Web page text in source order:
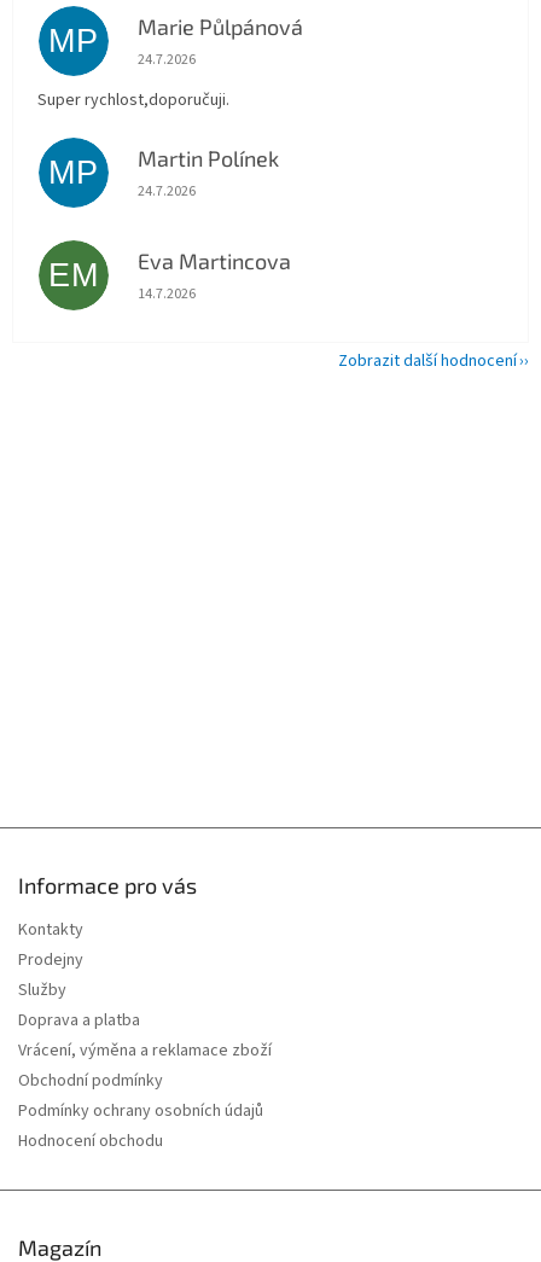
MP Marie Půlpánová
Hodnocení obchodu je 5 z 5 hvězdiček.
24.7.2026
Super rychlost,doporučuji.
MP Martin Polínek
Hodnocení obchodu je 5 z 5 hvězdiček.
24.7.2026
EM Eva Martincova
Hodnocení obchodu je 5 z 5 hvězdiček.
14.7.2026
Zobrazit další hodnocení
Informace pro vás
Kontakty
Prodejny
Služby
Doprava a platba
Vrácení, výměna a reklamace zboží
Obchodní podmínky
Podmínky ochrany osobních údajů
Hodnocení obchodu
Magazín